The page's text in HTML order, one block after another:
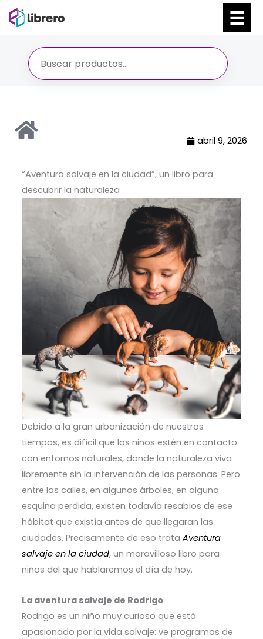
abril 9, 2026
“Aventura salvaje en la ciudad”, un libro para
descubrir la naturaleza
Debido a la gran urbanización de nuestros
tiempos, es difícil que los niños estén en contacto
con entornos naturales, donde la naturaleza viva
libremente sin la intervención de las personas. Pero
entre las calles, en algunos árboles, en alguna
esquina perdida, existen todavía resabios de ese
hábitat que existía antes de que llegaran las
ciudades. Precisamente de eso trata Aventura
salvaje en la ciudad, un maravilloso libro para
niños del que hablaremos el día de hoy.
La aventura salvaje de Rodrigo
Rodrigo es un niño muy curioso que está
apasionado por la vida salvaje: ve programas de